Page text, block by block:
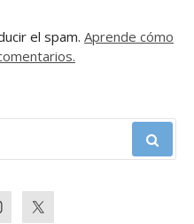
el spam. Aprende cómo